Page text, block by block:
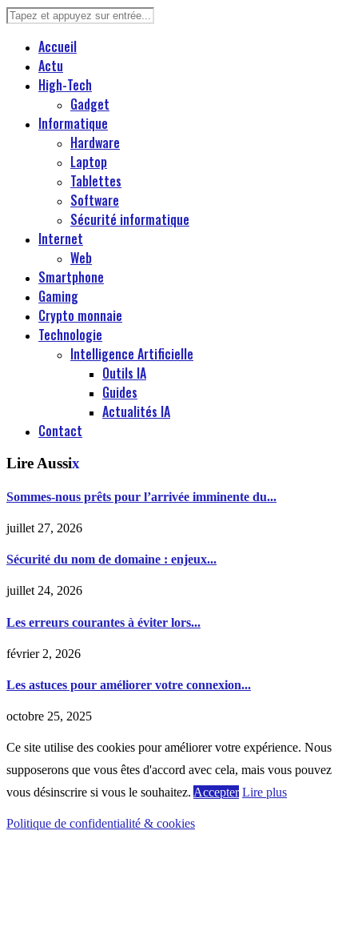
Accueil
Actu
High-Tech
Gadget
Informatique
Hardware
Laptop
Tablettes
Software
Sécurité informatique
Internet
Web
Smartphone
Gaming
Crypto monnaie
Technologie
Intelligence Artificielle
Outils IA
Guides
Actualités IA
Contact
Lire Aussix
Sommes-nous prêts pour l’arrivée imminente du...
juillet 27, 2026
Sécurité du nom de domaine : enjeux...
juillet 24, 2026
Les erreurs courantes à éviter lors...
février 2, 2026
Les astuces pour améliorer votre connexion...
octobre 25, 2025
Ce site utilise des cookies pour améliorer votre expérience. Nous
supposerons que vous êtes d'accord avec cela, mais vous pouvez
vous désinscrire si vous le souhaitez. Accepter Lire plus
Politique de confidentialité & cookies